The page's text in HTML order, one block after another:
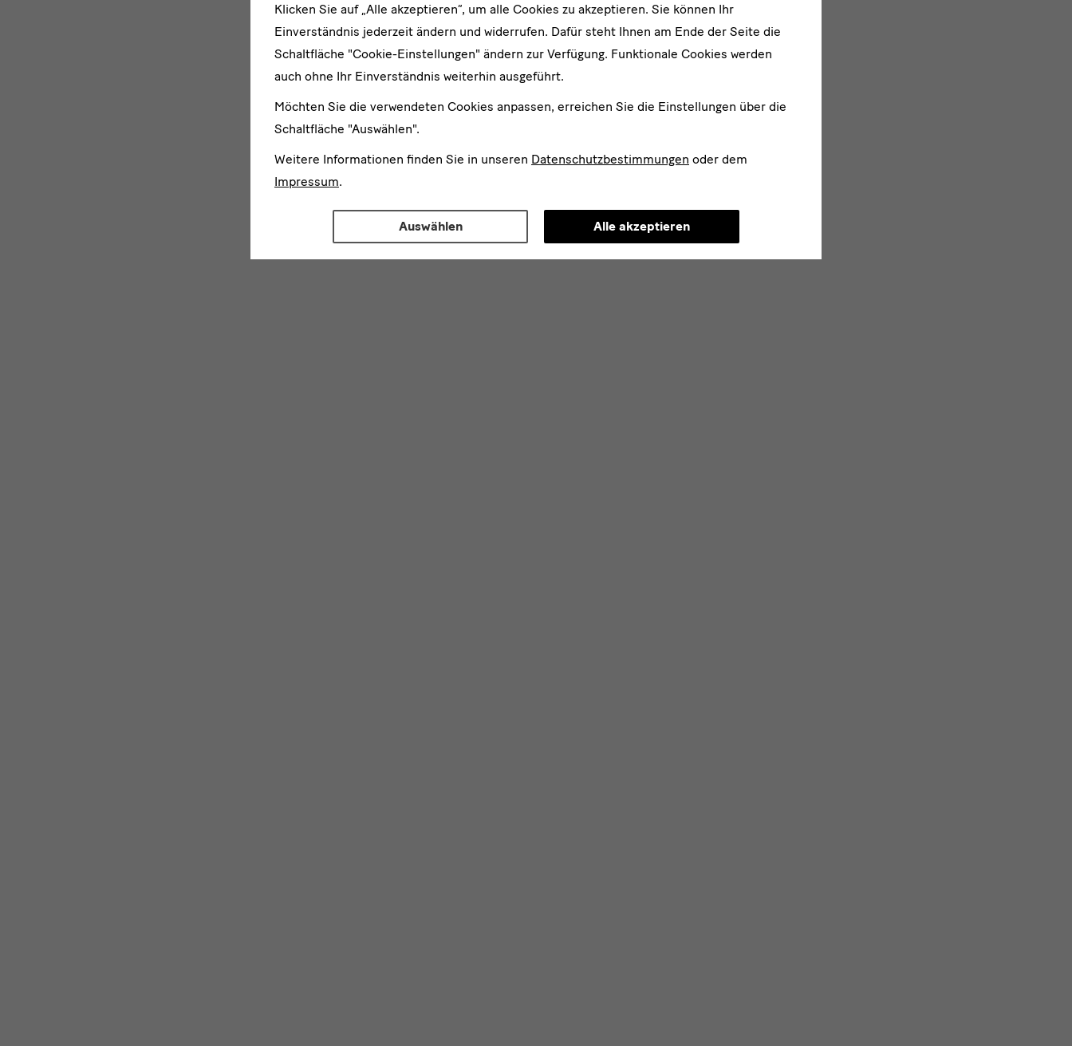
Klicken Sie auf „Alle akzeptieren“, um alle Cookies zu akzeptieren. Sie können Ihr
Einverständnis jederzeit ändern und widerrufen. Dafür steht Ihnen am Ende der Seite die
Schaltfläche "Cookie-Einstellungen" ändern zur Verfügung. Funktionale Cookies werden
auch ohne Ihr Einverständnis weiterhin ausgeführt.
Möchten Sie die verwendeten Cookies anpassen, erreichen Sie die Einstellungen über die
Schaltfläche "Auswählen".
Weitere Informationen finden Sie in unseren Datenschutzbestimmungen oder dem
Impressum.
Auswählen Alle akzeptieren